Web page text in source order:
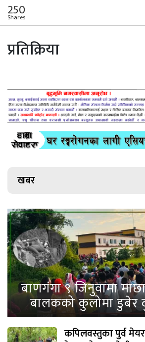
250
Shares
प्रतिक्रिया
खबर
बाणगंगा ९ जिनुवामा
बालकको कुलोमा डुबेर
कपिलवस्तुका पुर्व